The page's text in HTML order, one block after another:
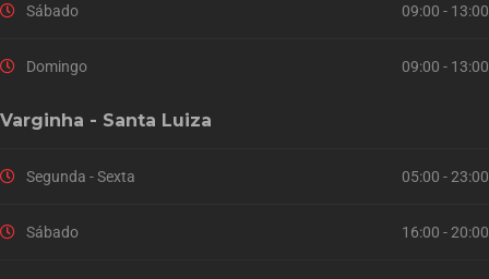
Sábado 09:00 - 13:00
Domingo 09:00 - 13:00
Varginha - Santa Luiza
Segunda - Sexta 05:00 - 23:00
Sábado 16:00 - 20:00